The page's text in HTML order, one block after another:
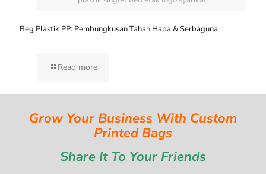
Beg Plastik PP: Pembungkusan Tahan Haba & Serbaguna
Read more
Grow Your Business With Custom
Printed Bags
Share It To Your Friends